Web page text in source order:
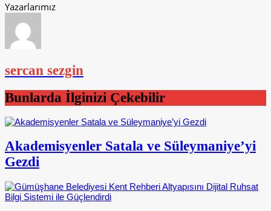
Yazarlarımız
sercan sezgin
Bunlarda İlginizi Çekebilir
Akademisyenler Satala ve Süleymaniye’yi
Gezdi